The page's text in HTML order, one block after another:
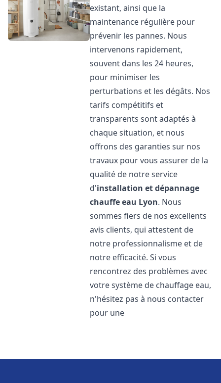
existant, ainsi que la
maintenance régulière pour
prévenir les pannes. Nous
intervenons rapidement,
souvent dans les 24 heures,
pour minimiser les
perturbations et les dégâts. Nos
tarifs compétitifs et
transparents sont adaptés à
chaque situation, et nous
offrons des garanties sur nos
travaux pour vous assurer de la
qualité de notre service
d'installation et dépannage
chauffe eau Lyon. Nous
sommes fiers de nos excellents
avis clients, qui attestent de
notre professionnalisme et de
notre efficacité. Si vous
rencontrez des problèmes avec
votre système de chauffage eau,
n'hésitez pas à nous contacter
pour une